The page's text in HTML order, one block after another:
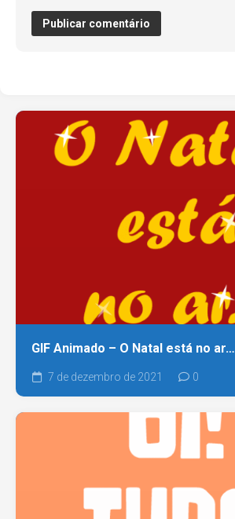
GIF Animado – O Natal está no ar…
7 de dezembro de 2021 0